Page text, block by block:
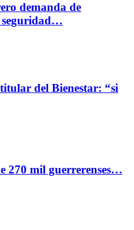
demanda de
seguridad…
del Bienestar: “si
270 mil guerrerenses…